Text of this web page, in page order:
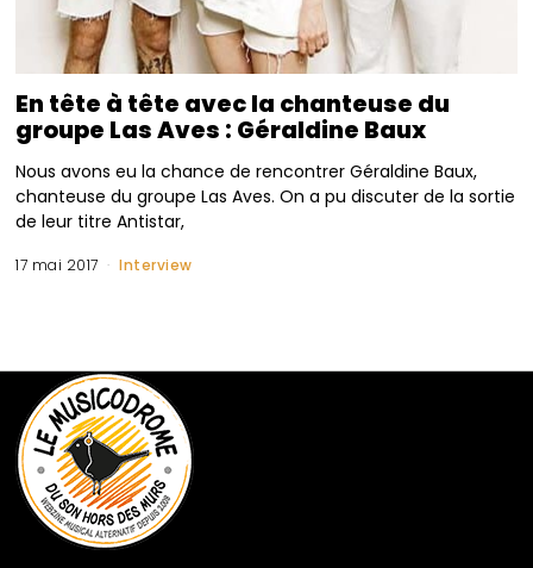
En tête à tête avec la chanteuse du
groupe Las Aves : Géraldine Baux
Nous avons eu la chance de rencontrer Géraldine Baux,
chanteuse du groupe Las Aves. On a pu discuter de la sortie
de leur titre Antistar,
17 mai 2017 Interview